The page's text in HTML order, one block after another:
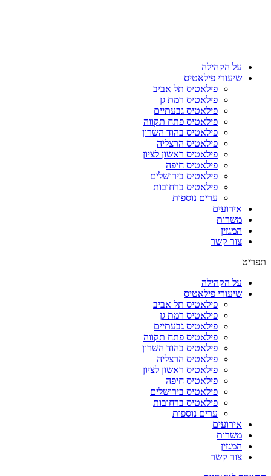
על הקהילה
שיעורי פילאטיס
פילאטיס תל אביב
פילאטיס רמת גן
פילאטיס גבעתיים
פילאטיס פתח תקווה
פילאטיס בהוד השרון
פילאטיס הרצליה
פילאטיס ראשון לציון
פילאטיס חיפה
פילאטיס בירושלים
פילאטיס ברחובות
ערים נוספות
אירועים
משרות
המגזין
צור קשר
תפריט
על הקהילה
שיעורי פילאטיס
פילאטיס תל אביב
פילאטיס רמת גן
פילאטיס גבעתיים
פילאטיס פתח תקווה
פילאטיס בהוד השרון
פילאטיס הרצליה
פילאטיס ראשון לציון
פילאטיס חיפה
פילאטיס בירושלים
פילאטיס ברחובות
ערים נוספות
אירועים
משרות
המגזין
צור קשר